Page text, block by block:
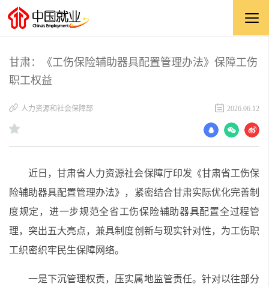
甘肃：《工伤保险辅助器具配置管理办法》保障工伤
职工权益
人力资源和社会保障部 2026.06.12
近日，甘肃省人力资源社会保障厅印发《甘肃省工伤保
险辅助器具配置管理办法》，紧密结合甘肃实际优化完善制
度规定，进一步规范全省工伤保险辅助器具配置全过程管
理，突出五大亮点，兼具制度创新与现实针对性，为工伤职
工织密织牢民生保障网络。
一是下沉管理权责，压实属地监管责任。针对以往部分